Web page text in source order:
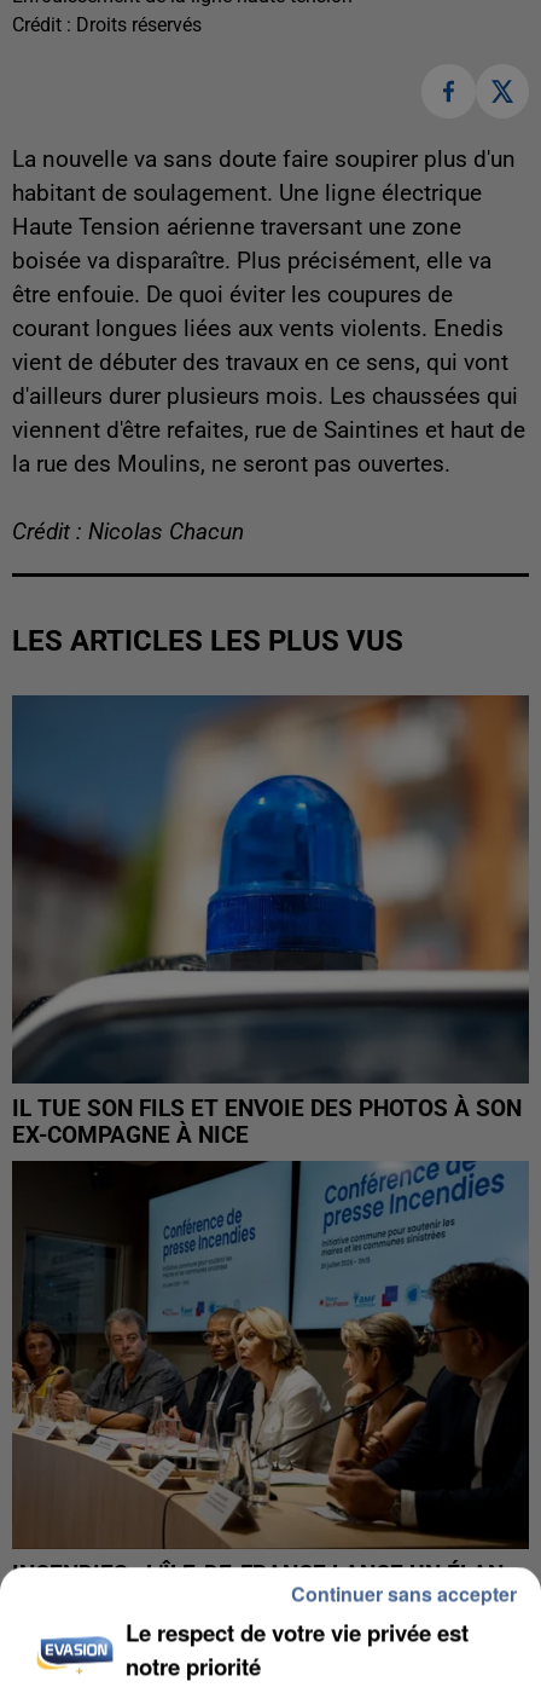
Crédit : Droits réservés
La nouvelle va sans doute faire soupirer plus d'un
habitant de soulagement. Une ligne électrique
Haute Tension aérienne traversant une zone
boisée va disparaître. Plus précisément, elle va
être enfouie. De quoi éviter les coupures de
courant longues liées aux vents violents. Enedis
vient de débuter des travaux en ce sens, qui vont
d'ailleurs durer plusieurs mois. Les chaussées qui
viennent d'être refaites, rue de Saintines et haut de
la rue des Moulins, ne seront pas ouvertes.
Crédit : Nicolas Chacun
LES ARTICLES LES PLUS VUS
IL TUE SON FILS ET ENVOIE DES PHOTOS À SON
EX-COMPAGNE À NICE
INCENDIES : L’ÎLE-DE-FRANCE LANCE UN ÉLAN
DE SOLIDARITÉ AVEC LES...
Le respect de votre vie privée est
notre priorité
Continuer sans accepter